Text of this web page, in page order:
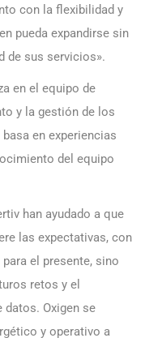
con la flexibilidad y
pueda expandirse sin
de sus servicios».
en el equipo de
y la gestión de los
en experiencias
del equipo
han ayudado a que
las expectativas, con
el presente, sino
retos y el
Oxigen se
y operativo a